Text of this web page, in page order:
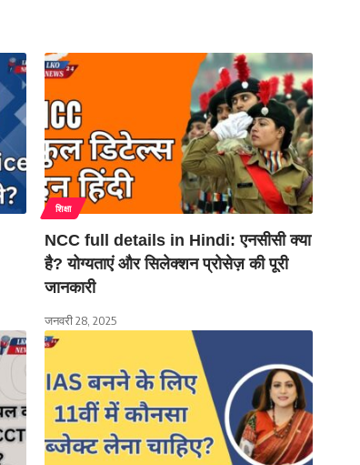
शिक्षा
NCC full details in Hindi: एनसीसी क्या
है? योग्यताएं और सिलेक्शन प्रोसेज़ की पूरी
जानकारी
जनवरी 28, 2025